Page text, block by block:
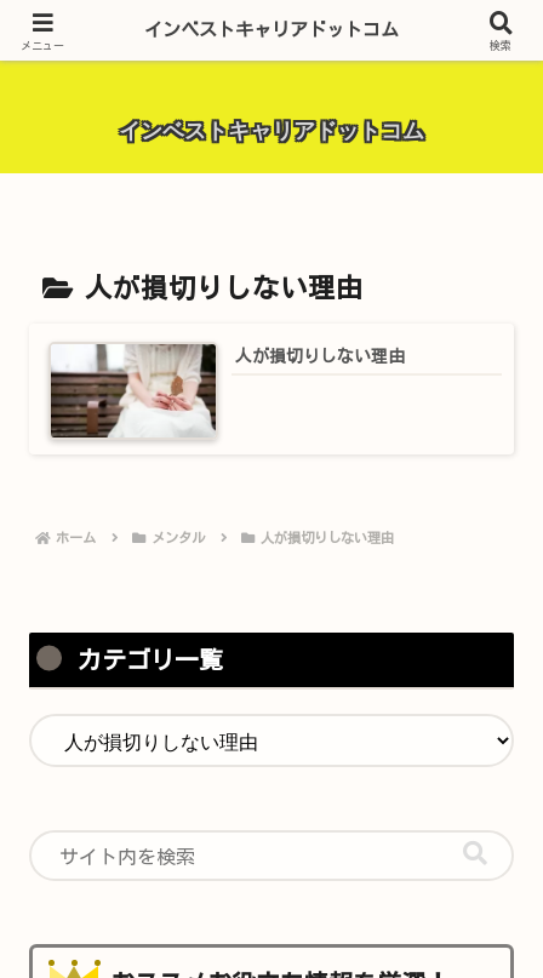
昨今話題の投資全般・金融関連全般・ＦＸトレード全般・生活に役立つ情報・
インベストキャリアドットコム
人が損切りしない理由
人が損切りしない理由
ホーム メンタル 人が損切りしない理由
カテゴリ一覧
メニュー
インベストキャリアドットコム
検索